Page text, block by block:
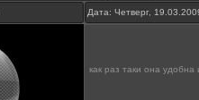
Дата: Четверг,
как раз таки она